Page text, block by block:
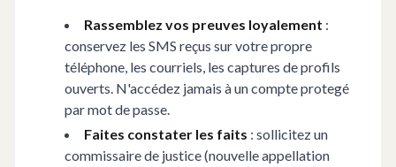
Rassemblez vos preuves loyalement :
conservez les SMS reçus sur votre propre
téléphone, les courriels, les captures de profils
ouverts. N'accédez jamais à un compte protegé
par mot de passe.
Faites constater les faits : sollicitez un
commissaire de justice (nouvelle appellation